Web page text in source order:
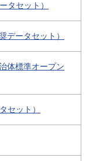
タセット）
データセット）
体標準オープン
セット）